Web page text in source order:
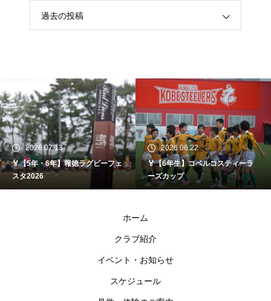
過去の投稿
2026.07.13
🏅【5年・6年】報徳ラグビーフェ
スタ2026
2026.06.22
🏅【6年生】コベルコスティーラ
ーズカップ
ホーム
クラブ紹介
イベント・お知らせ
スケジュール